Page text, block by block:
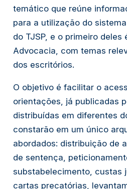
temático que reúne
para a utilização do
do TJSP, e o primeiro deles
Advocacia, com temas
dos escritórios.
O objetivo é facilitar o
orientações, já publicadas
distribuídas em diferentes
constarão em um único
abordados: distribuição de
de sentença,
substabelecimento, custas
cartas precatórias,